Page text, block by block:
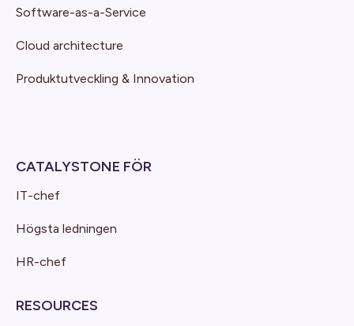
Software-as-a-Service
Cloud architecture
Produktutveckling & Innovation
CATALYSTONE FÖR
IT-chef
Högsta ledningen
HR-chef
RESOURCES